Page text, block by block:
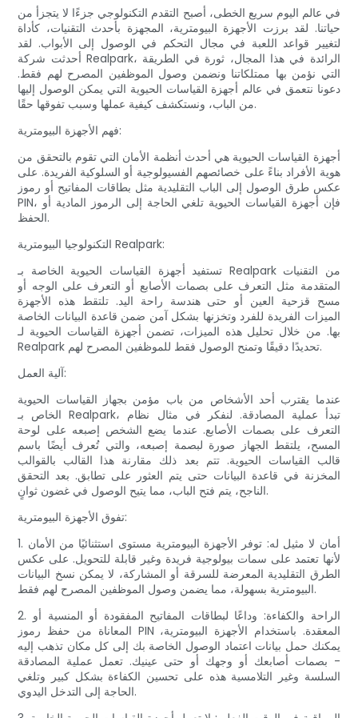
في عالم اليوم سريع الخطى، أصبح التقدم التكنولوجي جزءًا لا يتجزأ من
حياتنا. لقد برزت الأجهزة البيومترية، المجهزة بأحدث التقنيات، كأداة
لتغيير قواعد اللعبة في مجال التحكم في الوصول إلى الأبواب. لقد
أحدثت شركة Realpark، الرائدة في هذا المجال، ثورة في الطريقة
التي نؤمن بها ممتلكاتنا ونضمن وصول الموظفين المصرح لهم فقط.
دعونا نتعمق في عالم أجهزة القياسات الحيوية التي يمكن الوصول إليها
من الباب، ونستكشف كيفية عملها وسبب تفوقها حقًا.
فهم الأجهزة البيومترية:
أجهزة القياسات الحيوية هي أحدث أنظمة الأمان التي تقوم بالتحقق من
هوية الأفراد بناءً على خصائصهم الفسيولوجية أو السلوكية الفريدة. على
عكس طرق الوصول إلى الباب التقليدية مثل بطاقات المفاتيح أو رموز
PIN، فإن أجهزة القياسات الحيوية تلغي الحاجة إلى الرموز المادية أو
الحفظ.
التكنولوجيا البيومترية Realpark:
تستفيد أجهزة القياسات الحيوية الخاصة بـ Realpark من التقنيات
المتقدمة مثل التعرف على بصمات الأصابع أو التعرف على الوجه أو
مسح قزحية العين أو حتى هندسة راحة اليد. تلتقط هذه الأجهزة
الميزات الفريدة للفرد وتخزنها بشكل آمن ضمن قاعدة البيانات الخاصة
بها. من خلال تحليل هذه الميزات، تضمن أجهزة القياسات الحيوية لـ
Realpark تحديدًا دقيقًا وتمنح الوصول فقط للموظفين المصرح لهم.
آلية العمل:
عندما يقترب أحد الأشخاص من باب مؤمن بجهاز القياسات الحيوية
الخاص بـ Realpark، تبدأ عملية المصادقة. لنفكر في مثال نظام
التعرف على بصمات الأصابع. عندما يضع الشخص إصبعه على لوحة
المسح، يلتقط الجهاز صورة لبصمة إصبعه، والتي تُعرف أيضًا باسم
قالب القياسات الحيوية. تتم بعد ذلك مقارنة هذا القالب بالقوالب
المخزنة في قاعدة البيانات حتى يتم العثور على تطابق. بعد التحقق
الناجح، يتم فتح الباب، مما يتيح الوصول في غضون ثوانٍ.
تفوق الأجهزة البيومترية:
1. أمان لا مثيل له: توفر الأجهزة البيومترية مستوى استثنائيًا من الأمان
لأنها تعتمد على سمات بيولوجية فريدة وغير قابلة للتحويل. على عكس
الطرق التقليدية المعرضة للسرقة أو المشاركة، لا يمكن نسخ البيانات
البيومترية بسهولة، مما يضمن وصول الموظفين المصرح لهم فقط.
2. الراحة والكفاءة: وداعًا لبطاقات المفاتيح المفقودة أو المنسية أو
المعاناة من حفظ رموز PIN المعقدة. باستخدام الأجهزة البيومترية،
يمكنك حمل بيانات اعتماد الوصول الخاصة بك إلى كل مكان تذهب إليه
- بصمات أصابعك أو وجهك أو حتى عينيك. تعمل عملية المصادقة
السلسة وغير التلامسية هذه على تحسين الكفاءة بشكل كبير وتلغي
الحاجة إلى التدخل اليدوي.